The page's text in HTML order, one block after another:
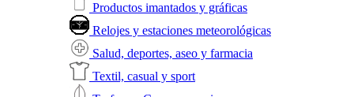
Productos imantados y gráficas
Relojes y estaciones meteorológicas
Salud, deportes, aseo y farmacia
Textil, casual y sport